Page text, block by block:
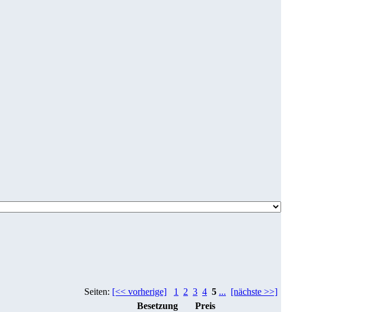
Seiten: [<< vorherige] 1 2 3 4 5 ... [nächste >>]
Besetzung
Preis